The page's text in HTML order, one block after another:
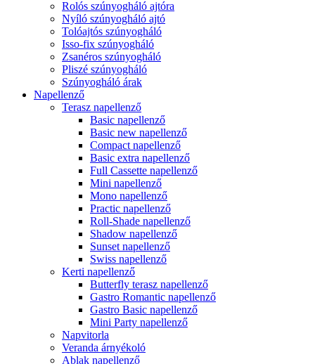
Rolós szúnyogháló ajtóra
Nyíló szúnyogháló ajtó
Tolóajtós szúnyogháló
Isso-fix szúnyogháló
Zsanéros szúnyogháló
Pliszé szúnyogháló
Szúnyogháló árak
Napellenző
Terasz napellenző
Basic napellenző
Basic new napellenző
Compact napellenző
Basic extra napellenző
Full Cassette napellenző
Mini napellenző
Mono napellenző
Practic napellenző
Roll-Shade napellenző
Shadow napellenző
Sunset napellenző
Swiss napellenző
Kerti napellenző
Butterfly terasz napellenző
Gastro Romantic napellenző
Gastro Basic napellenző
Mini Party napellenző
Napvitorla
Veranda árnyékoló
Ablak napellenző